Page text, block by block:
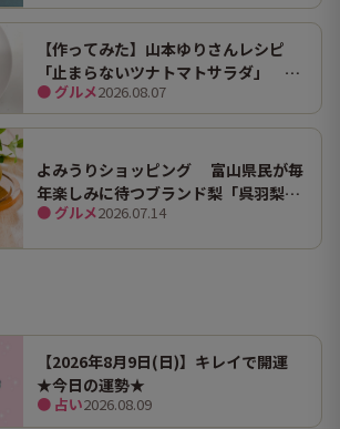
【作ってみた】山本ゆりさんレシピ
「止まらないツナトマトサラダ」 ホ
ンマにうますぎて止まらん
● グルメ2026.08.07
よみうりショッピング 富山県民が毎
年楽しみに待つブランド梨「呉羽梨
（幸水）」限定100箱を特別販売！
● グルメ2026.07.14
【2026年8月9日(日)】キレイで開運
★今日の運勢★
● 占い2026.08.09